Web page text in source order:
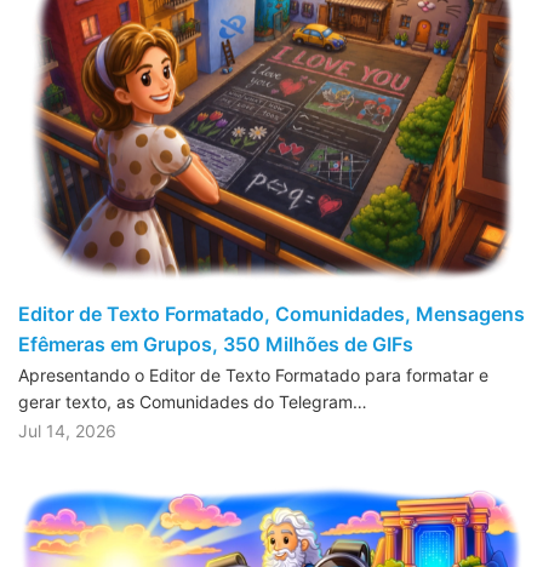
Editor de Texto Formatado, Comunidades, Mensagens
Efêmeras em Grupos, 350 Milhões de GIFs
Apresentando o Editor de Texto Formatado para formatar e
gerar texto, as Comunidades do Telegram…
Jul 14, 2026